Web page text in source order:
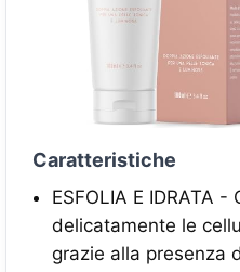
Caratteristiche
ESFOLIA E IDRATA
delicatamente le
grazie alla presenza